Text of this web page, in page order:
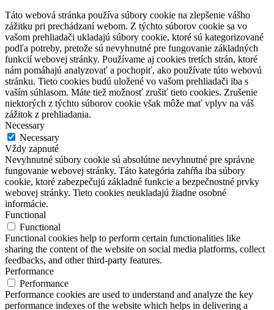
Táto webová stránka používa súbory cookie na zlepšenie vášho
zážitku pri prechádzaní webom. Z týchto súborov cookie sa vo
vašom prehliadači ukladajú súbory cookie, ktoré sú kategorizované
podľa potreby, pretože sú nevyhnutné pre fungovanie základných
funkcií webovej stránky. Používame aj cookies tretích strán, ktoré
nám pomáhajú analyzovať a pochopiť, ako používate túto webovú
stránku. Tieto cookies budú uložené vo vašom prehliadači iba s
vaším súhlasom. Máte tiež možnosť zrušiť tieto cookies. Zrušenie
niektorých z týchto súborov cookie však môže mať vplyv na váš
zážitok z prehliadania.
Necessary
Necessary
Vždy zapnuté
Nevyhnutné súbory cookie sú absolútne nevyhnutné pre správne
fungovanie webovej stránky. Táto kategória zahŕňa iba súbory
cookie, ktoré zabezpečujú základné funkcie a bezpečnostné prvky
webovej stránky. Tieto cookies neukladajú žiadne osobné
informácie.
Functional
Functional
Functional cookies help to perform certain functionalities like
sharing the content of the website on social media platforms, collect
feedbacks, and other third-party features.
Performance
Performance
Performance cookies are used to understand and analyze the key
performance indexes of the website which helps in delivering a